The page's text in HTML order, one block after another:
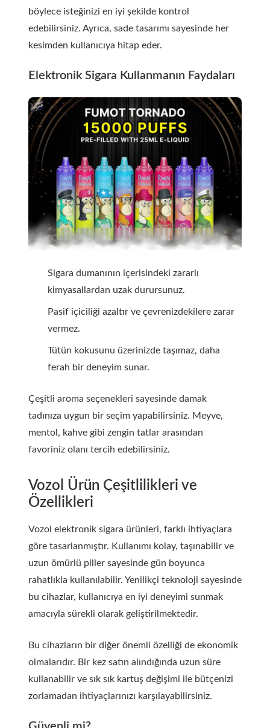
böylece isteğinizi en iyi şekilde kontrol
edebilirsiniz. Ayrıca, sade tasarımı sayesinde her
kesimden kullanıcıya hitap eder.
Elektronik Sigara Kullanmanın Faydaları
Sigara dumanının içerisindeki zararlı
kimyasallardan uzak durursunuz.
Pasif içiciliği azaltır ve çevrenizdekilere zarar
vermez.
Tütün kokusunu üzerinizde taşımaz, daha
ferah bir deneyim sunar.
Çeşitli aroma seçenekleri sayesinde damak
tadınıza uygun bir seçim yapabilirsiniz. Meyve,
mentol, kahve gibi zengin tatlar arasından
favoriniz olanı tercih edebilirsiniz.
Vozol Ürün Çeşitlilikleri ve
Özellikleri
Vozol elektronik sigara ürünleri, farklı ihtiyaçlara
göre tasarlanmıştır. Kullanımı kolay, taşınabilir ve
uzun ömürlü piller sayesinde gün boyunca
rahatlıkla kullanılabilir. Yenilikçi teknoloji sayesinde
bu cihazlar, kullanıcıya en iyi deneyimi sunmak
amacıyla sürekli olarak geliştirilmektedir.
Bu cihazların bir diğer önemli özelliği de ekonomik
olmalarıdır. Bir kez satın alındığında uzun süre
kullanabilir ve sık sık kartuş değişimi ile bütçenizi
zorlamadan ihtiyaçlarınızı karşılayabilirsiniz.